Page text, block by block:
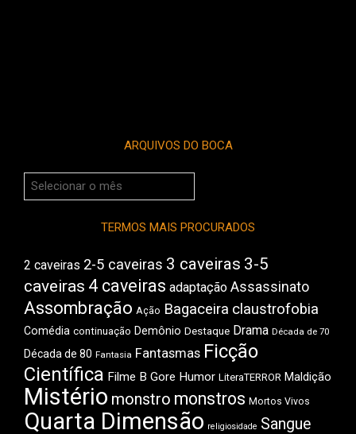
ARQUIVOS DO BOCA
Arquivos
do
TERMOS MAIS PROCURADOS
2 caveiras 2-5 caveiras 3 caveiras 3-5
caveiras 4 caveiras adaptação Assassinato
Assombração Ação Bagaceira claustrofobia
Comédia continuação Demônio Destaque Drama Década de 70
Década de 80 Fantasia Fantasmas Ficção
Científica Filme B Gore Humor LiteraTERROR Maldição
Mistério monstro monstros Mortos Vivos
Quarta Dimensão religiosidade Sangue